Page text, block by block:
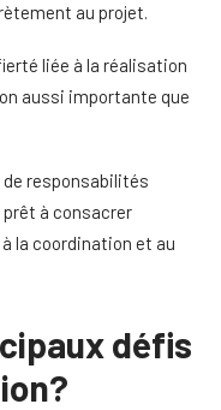
au projet.
liée à la réalisation
aussi importante que
responsabilités
à consacrer
la coordination et au
défis